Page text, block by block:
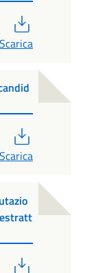
Scarica
Scarica